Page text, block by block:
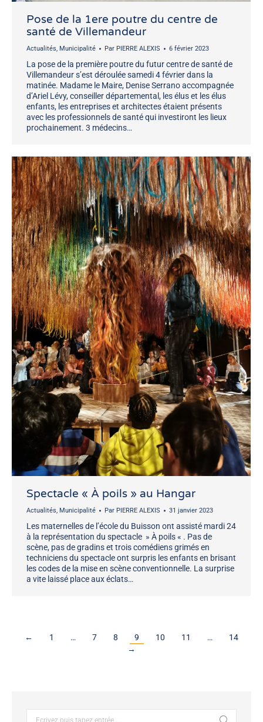
Pose de la 1ere poutre du centre de
santé de Villemandeur
Actualités, Municipalité Par PIERRE ALEXIS 6 février 2023
La pose de la première poutre du futur centre de santé de
Villemandeur s’est déroulée samedi 4 février dans la
matinée. Madame le Maire, Denise Serrano accompagnée
d’Ariel Lévy, conseiller départemental, les élus et les élus
enfants, les entreprises et architectes étaient présents
avec les professionnels de santé qui investiront les lieux
prochainement. 3 médecins…
Spectacle « À poils » au Hangar
Actualités, Municipalité Par PIERRE ALEXIS 31 janvier 2023
Les maternelles de l’école du Buisson ont assisté mardi 24
à la représentation du spectacle » À poils « . Pas de
scène, pas de gradins et trois comédiens grimés en
techniciens du spectacle ont surpris les enfants en brisant
les codes de la mise en scène conventionnelle. La surprise
a vite laissé place aux éclats…
← 1 … 7 8 9 10 11 …
14
→